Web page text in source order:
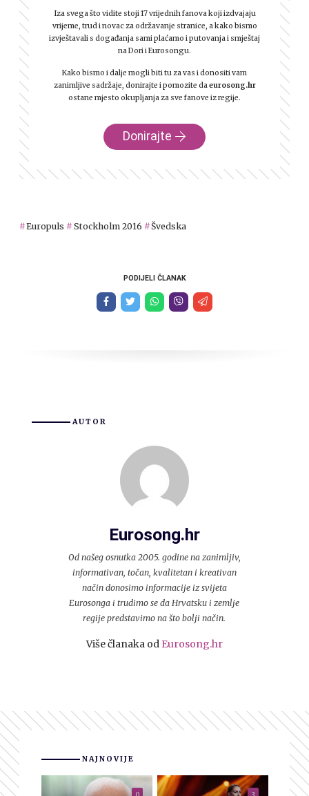
Iza svega što vidite stoji 17 vrijednih fanova koji izdvajaju
vrijeme, trud i novac za održavanje stranice, a kako bismo
izvještavali s događanja sami plaćamo i putovanja i smještaj
na Dori i Eurosongu.
Kako bismo i dalje mogli biti tu za vas i donositi vam
zanimljive sadržaje, donirajte i pomozite da eurosong.hr
ostane mjesto okupljanja za sve fanove iz regije.
Donirajte
Europuls Stockholm 2016 Švedska
PODIJELI ČLANAK
AUTOR
Eurosong.hr
Od našeg osnutka 2005. godine na zanimljiv,
informativan, točan, kvalitetan i kreativan
način donosimo informacije iz svijeta
Eurosonga i trudimo se da Hrvatsku i zemlje
regije predstavimo na što bolji način.
Više članaka od Eurosong.hr
NAJNOVIJE